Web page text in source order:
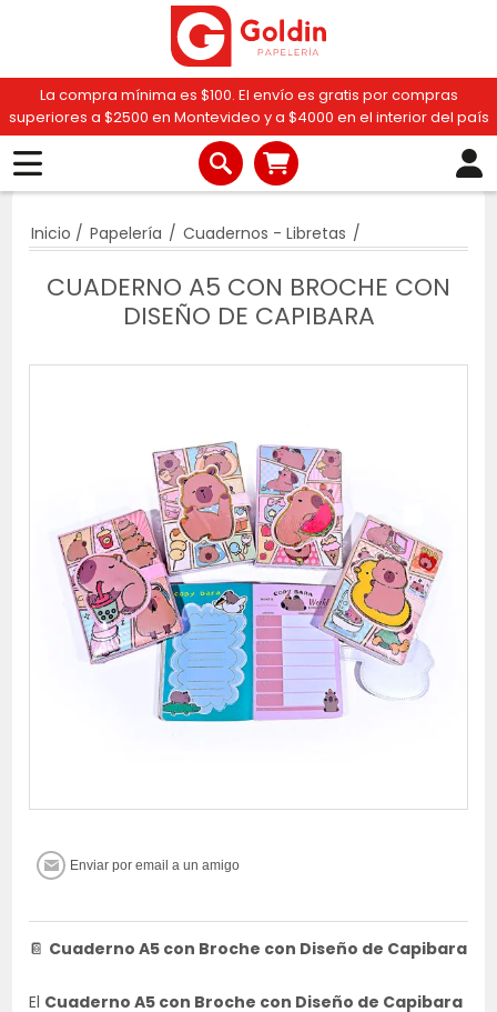
La compra mínima es $100. El envío es gratis por compras
superiores a $2500 en Montevideo y a $4000 en el interior del país
Inicio / Papelería / Cuadernos - Libretas /
CUADERNO A5 CON BROCHE CON
DISEÑO DE CAPIBARA
📔 Cuaderno A5 con Broche con Diseño de Capibara
El Cuaderno A5 con Broche con Diseño de Capibara